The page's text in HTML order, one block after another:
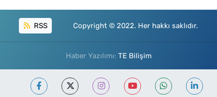
RSS Copyright © 2022. Her hakkı saklıdır.
Haber Yazılımı: TE Bilişim